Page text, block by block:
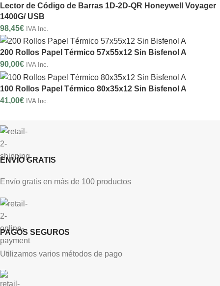
Lector de Código de Barras 1D-2D-QR Honeywell Voyager
1400G/ USB
98,45€ IVA Inc.
200 Rollos Papel Térmico 57x55x12 Sin Bisfenol A
90,00€ IVA Inc.
100 Rollos Papel Térmico 80x35x12 Sin Bisfenol A
41,00€ IVA Inc.
ENVÍO GRATIS
Envío gratis en más de 100 productos
PAGOS SEGUROS
Utilizamos varios métodos de pago